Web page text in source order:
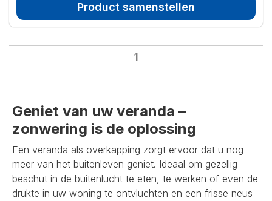
Product samenstellen
1
Geniet van uw veranda –
zonwering is de oplossing
Een veranda als overkapping zorgt ervoor dat u nog
meer van het buitenleven geniet. Ideaal om gezellig
beschut in de buitenlucht te eten, te werken of even de
drukte in uw woning te ontvluchten en een frisse neus